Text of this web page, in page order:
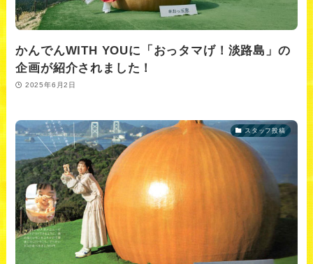
かんでんWITH YOUに「おっタマげ！淡路島」の
企画が紹介されました！
2025年6月2日
スタッフ投稿